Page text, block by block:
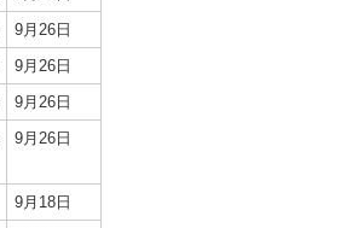
9月26日
9月26日
9月26日
9月26日
9月18日